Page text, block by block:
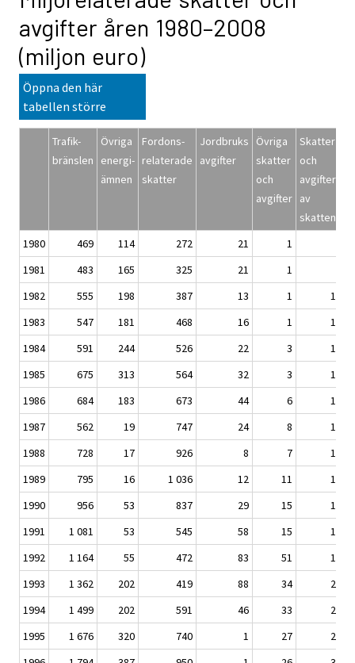
avgifter åren 1980–2008
(miljon euro)
Öppna den här
tabellen större
Trafik-
bränslen
Övriga
energi-
ämnen
Fordons-
relaterade
skatter
Jordbruks
avgifter
Övriga
skatter
och
avgifter
Skatter
och
avgifter
av
skattenatur
1980
469 114 272 21 1
1981
483 165 325 21 1
1982
555 198 387 13 1
1 154
1983
547 181 468 16 1
1 213
1984
591 244 526 22 3
1 386
1985
675 313 564 32 3
1 586
1986
684 183 673 44 6
1 590
1987
562 19 747 24 8
1 360
1988
728 17 926 8 7
1 685
1989
795 16 1 036 12 11
1 870
1990
956 53 837 29 15
1 890
1991
1 081 53 545 58 15
1 751
1992
1 164 55 472 83 51
1 825
1993
1 362 202 419 88 34
2 105
1994
1 499 202 591 46 33
2 372
1995
1 676 320 740 1 27
2 764